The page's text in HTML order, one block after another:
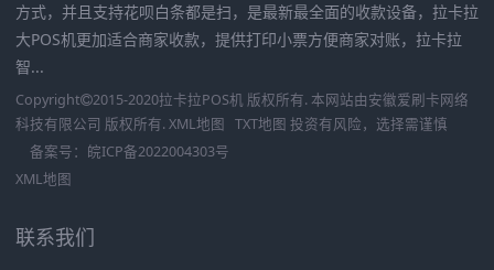
方式，并且支持花呗白条都是扫，是最新最全面的收款设备，拉卡拉
大POS机更加适合商家收款，提供打印小票方便商家对账，拉卡拉
智...
Copyright 2015-2020拉卡拉POS机 版权所有. 本网站由安徽爱刷卡网络
科技有限公司 版权所有. XML地图 TXT地图 投资有风险，选择需谨慎
备案号： 皖ICP备2022004303号
XML地图
联系我们